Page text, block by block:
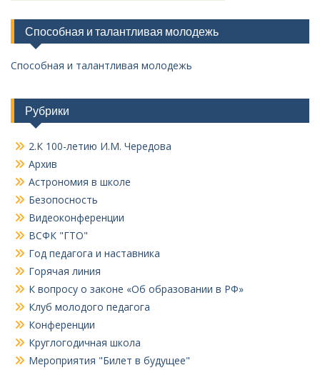
Способная и талантливая молодежь
Способная и талантливая молодежь
Рубрики
2.К 100-летию И.М. Чередова
Архив
Астрономия в школе
Безопосность
Видеоконференции
ВСФК "ГТО"
Год педагога и наставника
Горячая линия
К вопросу о законе «Об образовании в РФ»
Клуб молодого педагога
Конференции
Круглогодичная школа
Мероприятия "Билет в будущее"